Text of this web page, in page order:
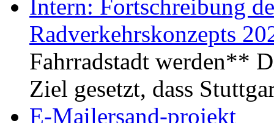
Intern: Fortschreibung
Radverkehrskonzepts
Fahrradstadt werden**
Ziel gesetzt, dass
E-Mailersand-projekt